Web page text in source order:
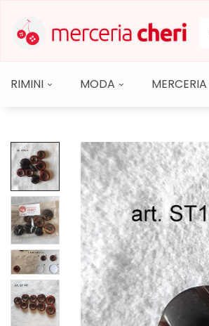
RIMINI MODA MERCERIA